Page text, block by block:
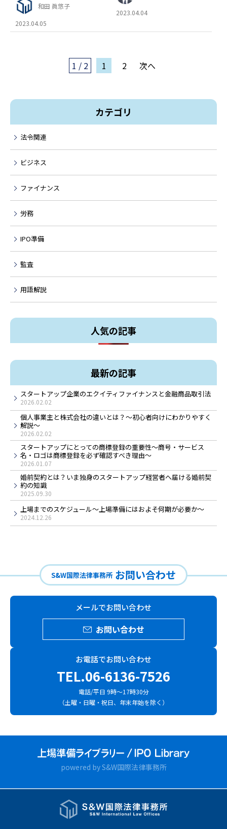
和田 眞悠子
2023.04.05
2023.04.04
1 / 2 1 2 次へ
カテゴリ
法令関連
ビジネス
ファイナンス
労務
IPO準備
監査
用語解説
人気の記事
最新の記事
スタートアップ企業のエクイティファイナンスと金融商品取引法
2026.02.02
個人事業主と株式会社の違いとは？～初心者向けにわかりやすく
解説～
2026.02.02
スタートアップにとっての商標登録の重要性～商号・サービス
名・ロゴは商標登録を必ず確認すべき理由～
2026.01.07
婚前契約とは？いま独身のスタートアップ経営者へ届ける婚前契
約の知識
2025.09.30
上場までのスケジュール～上場準備にはおよそ何期が必要か～
2024.12.26
S&W国際法律事務所 お問い合わせ
メールでお問い合わせ
お問い合わせ
お電話でお問い合わせ
TEL.06-6136-7526
電話/平日 9時～17時30分
（土曜・日曜・祝日、年末年始を除く）
powered by S&W国際法律事務所